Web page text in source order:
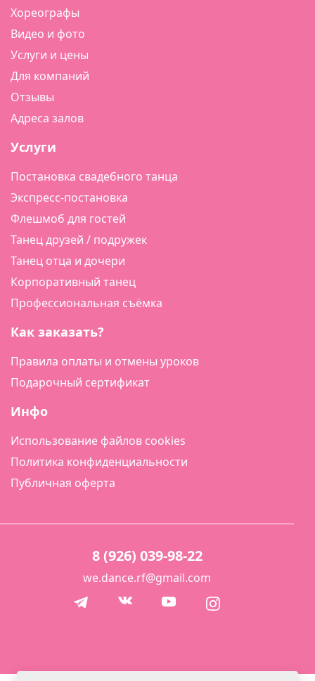
Хореографы
Видео и фото
Услуги и цены
Для компаний
Отзывы
Адреса залов
Услуги
Постановка свадебного танца
Экспресс-постановка
Флешмоб для гостей
Танец друзей / подружек
Танец отца и дочери
Корпоративный танец
Профессиональная съёмка
Как заказать?
Правила оплаты и отмены уроков
Подарочный сертификат
Инфо
Использование файлов cookies
Политика конфиденциальности
Публичная оферта
8 (926) 039-98-22
we.dance.rf@gmail.com